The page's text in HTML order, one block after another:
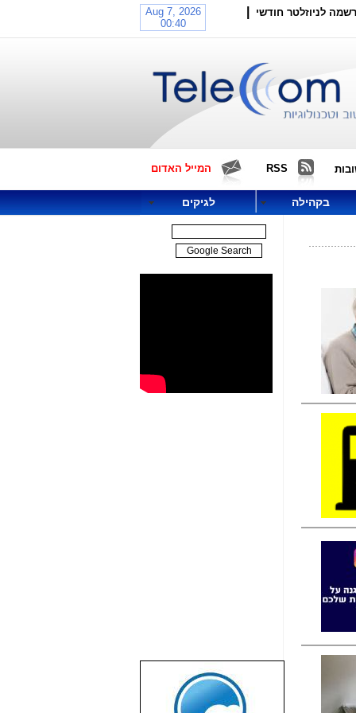
לניוזלטר חודשי
RSS המייל האדום
בקהילה לגיקים
שבוע טוב לכל
הגולשים באשר